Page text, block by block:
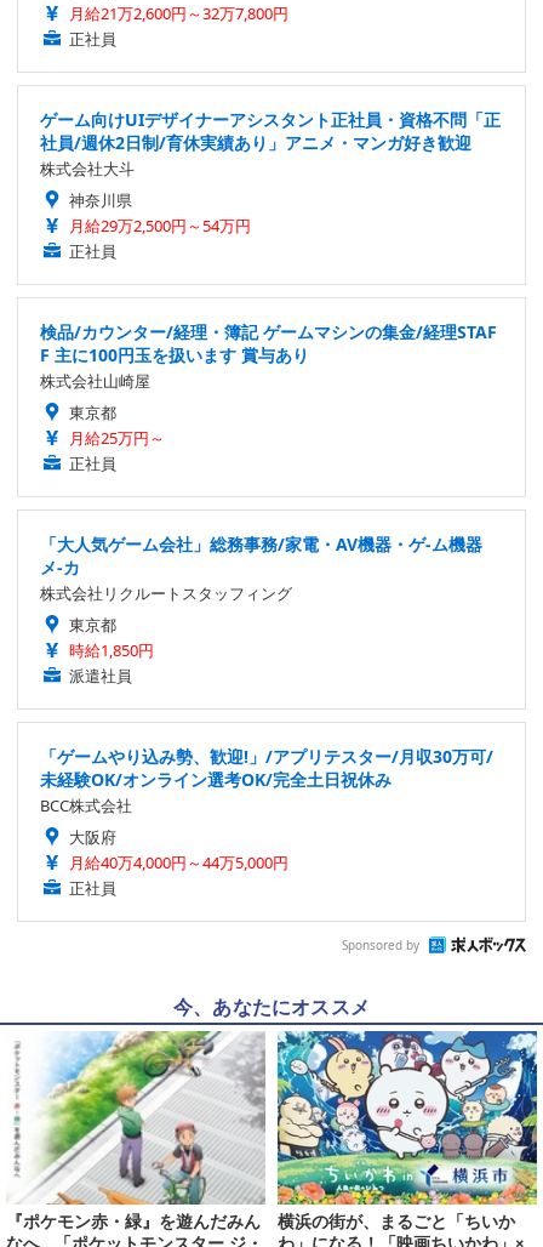
月給21万2,600円～32万7,800円
正社員
ゲーム向けUIデザイナーアシスタント正社員・資格不問「正
社員/週休2日制/育休実績あり」アニメ・マンガ好き歓迎
株式会社大斗
神奈川県
月給29万2,500円～54万円
正社員
検品/カウンター/経理・簿記 ゲームマシンの集金/経理STAF
F 主に100円玉を扱います 賞与あり
株式会社山崎屋
東京都
月給25万円～
正社員
「大人気ゲーム会社」総務事務/家電・AV機器・ゲ-ム機器
メ-カ
株式会社リクルートスタッフィング
東京都
時給1,850円
派遣社員
「ゲームやり込み勢、歓迎!」/アプリテスター/月収30万可/
未経験OK/オンライン選考OK/完全土日祝休み
BCC株式会社
大阪府
月給40万4,000円～44万5,000円
正社員
Sponsored by
今、あなたにオススメ
『ポケモン赤・緑』を遊んだみん
横浜の街が、まるごと「ちいか